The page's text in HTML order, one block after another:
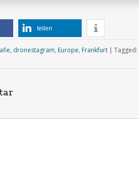
teilen
, dronestagram, Europe, Frankfurt | Tagged: